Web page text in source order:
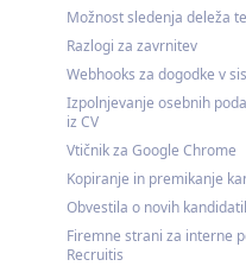
Možnost sledenja deleža
Razlogi za zavrnitev
Webhooks za dogodke v
Izpolnjevanje osebnih
iz CV
Vtičnik za Google Chrome
Kopiranje in premikanje
Obvestila o novih
Firemne strani za interne
Recruitis